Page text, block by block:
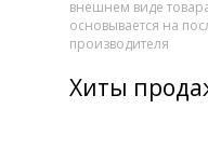
внешнем виде
основывается на
производителя
Хиты